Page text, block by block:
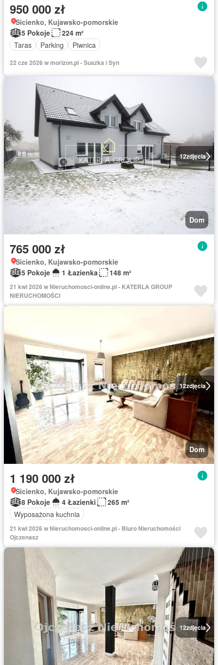
950 000 zł
Sicienko, Kujawsko-pomorskie
5 Pokoje
224 m²
Taras
Parking Piwnica
22 cze 2026 w morizon.pl - Suszka i Syn
12zdjęcia
Dom
765 000 zł
Sicienko, Kujawsko-pomorskie
5 Pokoje
1 Łazienka 148 m²
21 kwi 2026 w Nieruchomosci-online.pl - KATERLA GROUP
NIERUCHOMOŚCI
12zdjęcia
Dom
1 190 000 zł
Sicienko, Kujawsko-pomorskie
8 Pokoje
4 Łazienki
265 m²
Wyposażona kuchnia
21 kwi 2026 w Nieruchomosci-online.pl - Biuro Nieruchomości
Ojczenasz
12zdjęcia